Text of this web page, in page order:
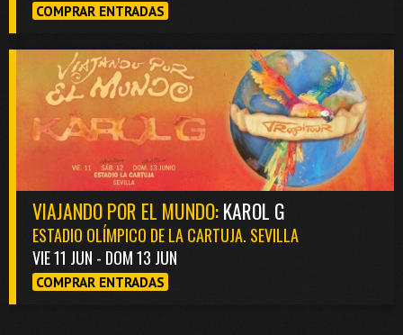
COMPRAR ENTRADAS
VIAJANDO POR EL MUNDO:KAROL G
ESTADIO OLÍMPICO DE LA CARTUJA. SEVILLA
VIE 11 JUN - DOM 13 JUN
COMPRAR ENTRADAS